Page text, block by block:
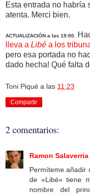
Esta entrada no habría
atenta. Merci bien.
ACTUALIZACIÓN a las 19:00.
lleva a Libé a los
pero esa portada no
dado hecha! Qué falta
Toni Piqué a las 11:23
Compartir
2 comentarios:
Ramon Salaverria
Permíteme añadir
de «Libé» tiene
nombre del